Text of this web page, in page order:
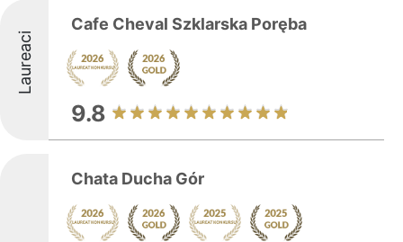
Laureaci
Cafe Cheval Szklarska Poręba
9.8
Chata Ducha Gór